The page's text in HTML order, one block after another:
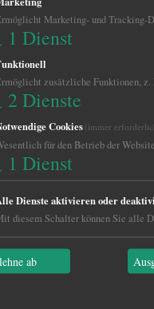
Marketing- und Tracking-
1 Dienst
zusätzliche Funktionen, z.
2 Dienste
Cookies(immer
für den Betrieb der
1 Dienst
Dienste aktivieren oder
diesem Schalter können Sie alle
ab